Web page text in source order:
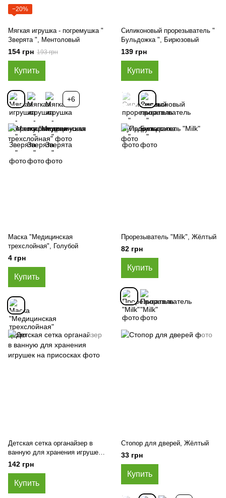
−20%
Мягкая игрушка - погремушка "
Зверята ", Ментоловый
154 грн 193 грн
Купить
+6
Силиконовый прорезыватель "
Бульдожка ", Бирюзовый
139 грн
Купить
Маска "Медицинская
трехслойная", Голубой
4 грн
Купить
Прорезыватель "Milk", Жёлтый
82 грн
Купить
Детская сетка органайзер в
ванную для хранения игрушек
на присосках, Серый
142 грн
Купить
Стопор для дверей, Жёлтый
33 грн
Купить